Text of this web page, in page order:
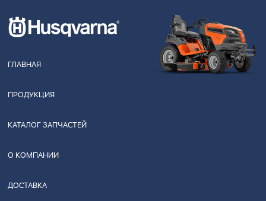
ГЛАВНАЯ
ПРОДУКЦИЯ
КАТАЛОГ ЗАПЧАСТЕЙ
О КОМПАНИИ
ДОСТАВКА